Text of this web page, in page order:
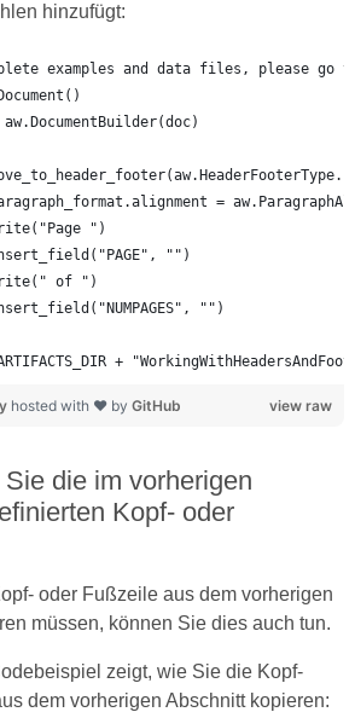
hinzufügt:
+
view raw
hosted with ❤ by GitHub
die im vorherigen
Kopf- oder
oder Fußzeile aus dem vorherigen
müssen, können Sie dies auch tun.
zeigt, wie Sie die Kopf-
dem vorherigen Abschnitt kopieren: